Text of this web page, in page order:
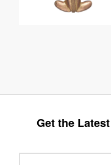
Get the